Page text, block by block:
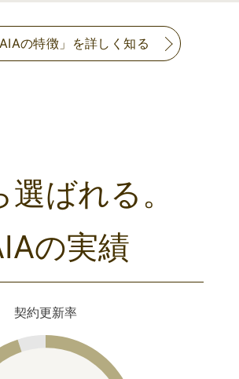
の特徴」を詳しく知る
ばれる。
の実績
契約更新率